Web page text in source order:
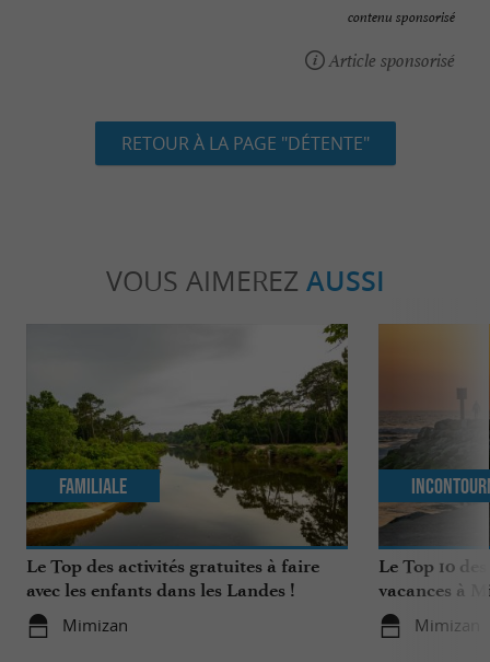
contenu sponsorisé
Article sponsorisé
RETOUR À LA PAGE "DÉTENTE"
VOUS AIMEREZ AUSSI
Le Top des activités gratuites à faire
avec les enfants dans les Landes !
Mimizan
Familiale
Le Top 10
vacances à
Mimizan